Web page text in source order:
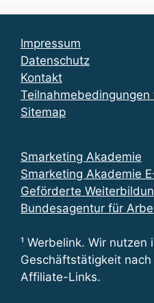
Impressum
Datenschutz
Kontakt
Sitemap
Smarketing Akademie
Smarketing Akademie
Geförderte
Bundesagentur für
¹ Werbelink. Wir nutzen
Geschäftstätigkeit
Affiliate-Links.